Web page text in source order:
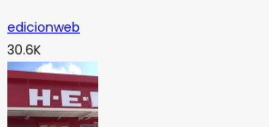
edicionweb
30.6K